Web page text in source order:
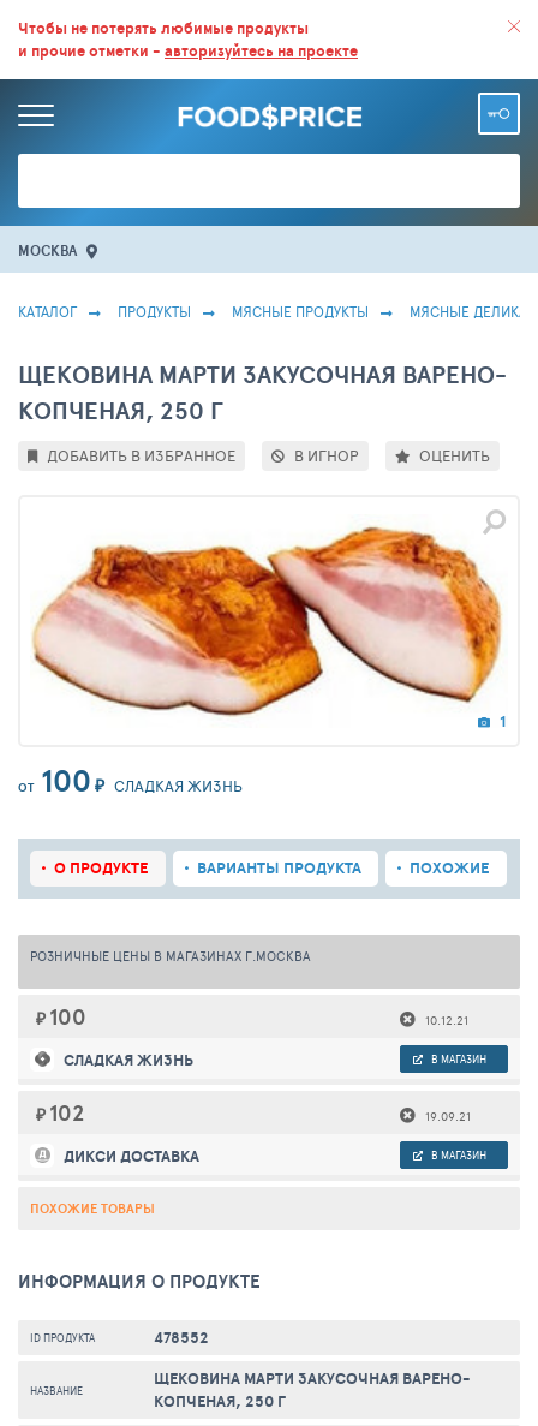
ВСЕ СКИДКИ И ВЫГОДНЫЕ ЦЕНЫ НА ПРОДУКТЫ В МАГАЗИНАХ.
БОЛЬШЕ 100 000 ТОВАРОВ. ЕЖЕДНЕВНОЕ ОБНОВЛЕНИЕ ЦЕН.
Чтобы не потерять любимые продукты
и прочие отметки - авторизуйтесь на проекте
МОСКВА
КАТАЛОГ ПРОДУКТЫ МЯСНЫЕ ПРОДУКТЫ МЯСНЫЕ
ЩЕКОВИНА МАРТИ ЗАКУСОЧНАЯ ВАРЕНО-
КОПЧЕНАЯ, 250 Г
1
ОТ 100 ₽ СЛАДКАЯ ЖИЗНЬ
ДОБАВИТЬ В ИЗБРАННОЕ В ИГНОР ОЦЕНИТЬ
О ПРОДУКТЕ ВАРИАНТЫ ПРОДУКТА ПОХОЖИЕ
РОЗНИЧНЫЕ ЦЕНЫ В МАГАЗИНАХ Г.МОСКВА
₽ 100 10.12.21
СЛАДКАЯ ЖИЗНЬ В МАГАЗИН
₽ 102 19.09.21
ДИКСИ ДОСТАВКА В МАГАЗИН
ПОХОЖИЕ ТОВАРЫ
ИНФОРМАЦИЯ О ПРОДУКТЕ
ID ПРОДУКТА 478552
НАЗВАНИЕ
ЩЕКОВИНА МАРТИ ЗАКУСОЧНАЯ ВАРЕНО-
КОПЧЕНАЯ, 250 Г